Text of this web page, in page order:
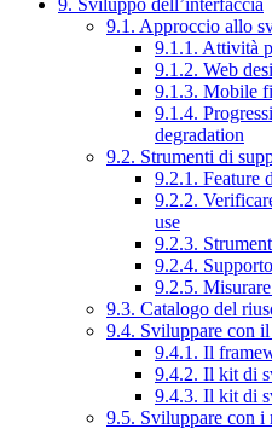
9. Sviluppo dell’interfaccia
9.1. Approccio allo
9.1.1. Attività
9.1.2. Web
9.1.3. Mobile
9.1.4.
degradation
9.2. Strumenti di
9.2.1. Feature
9.2.2.
use
9.2.3.
9.2.4.
9.2.5.
9.3. Catalogo del
9.4. Sviluppare con
9.4.1. Il
9.4.2. Il kit di
9.4.3. Il kit di
9.5. Sviluppare con i